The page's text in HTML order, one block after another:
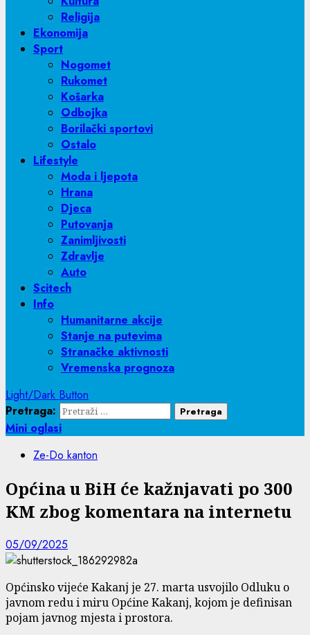
Religija
Ekonomija
Sport
Nogomet
Rukomet
Košarka
Odbojka
Borilački sportovi
Ostalo
Lifestyle
Moda i ljepota
Hrana
Djeca
Putovanja
Zanimljivosti
Zdravlje
Auto
Scitech
Info
Humanitarne akcije
Stanje na putevima
Stranačke aktivnosti
Vremenska prognoza
Light/Dark Button
Pretraga:
Mini oglasi
Ze-Do kanton
Općina u BiH će kažnjavati po 300
KM zbog komentara na internetu
05/09/2025
Općinsko vijeće Kakanj je 27. marta usvojilo Odluku o
javnom redu i miru Općine Kakanj, kojom je definisan
pojam javnog mjesta i prostora.